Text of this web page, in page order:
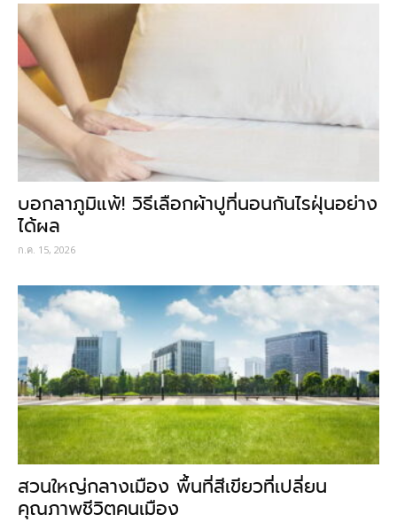
บอกลาภูมิแพ้! วิธีเลือกผ้าปูที่นอนกันไรฝุ่นอย่าง
ได้ผล
ก.ค. 15, 2026
สวนใหญ่กลางเมือง พื้นที่สีเขียวที่เปลี่ยน
คุณภาพชีวิตคนเมือง